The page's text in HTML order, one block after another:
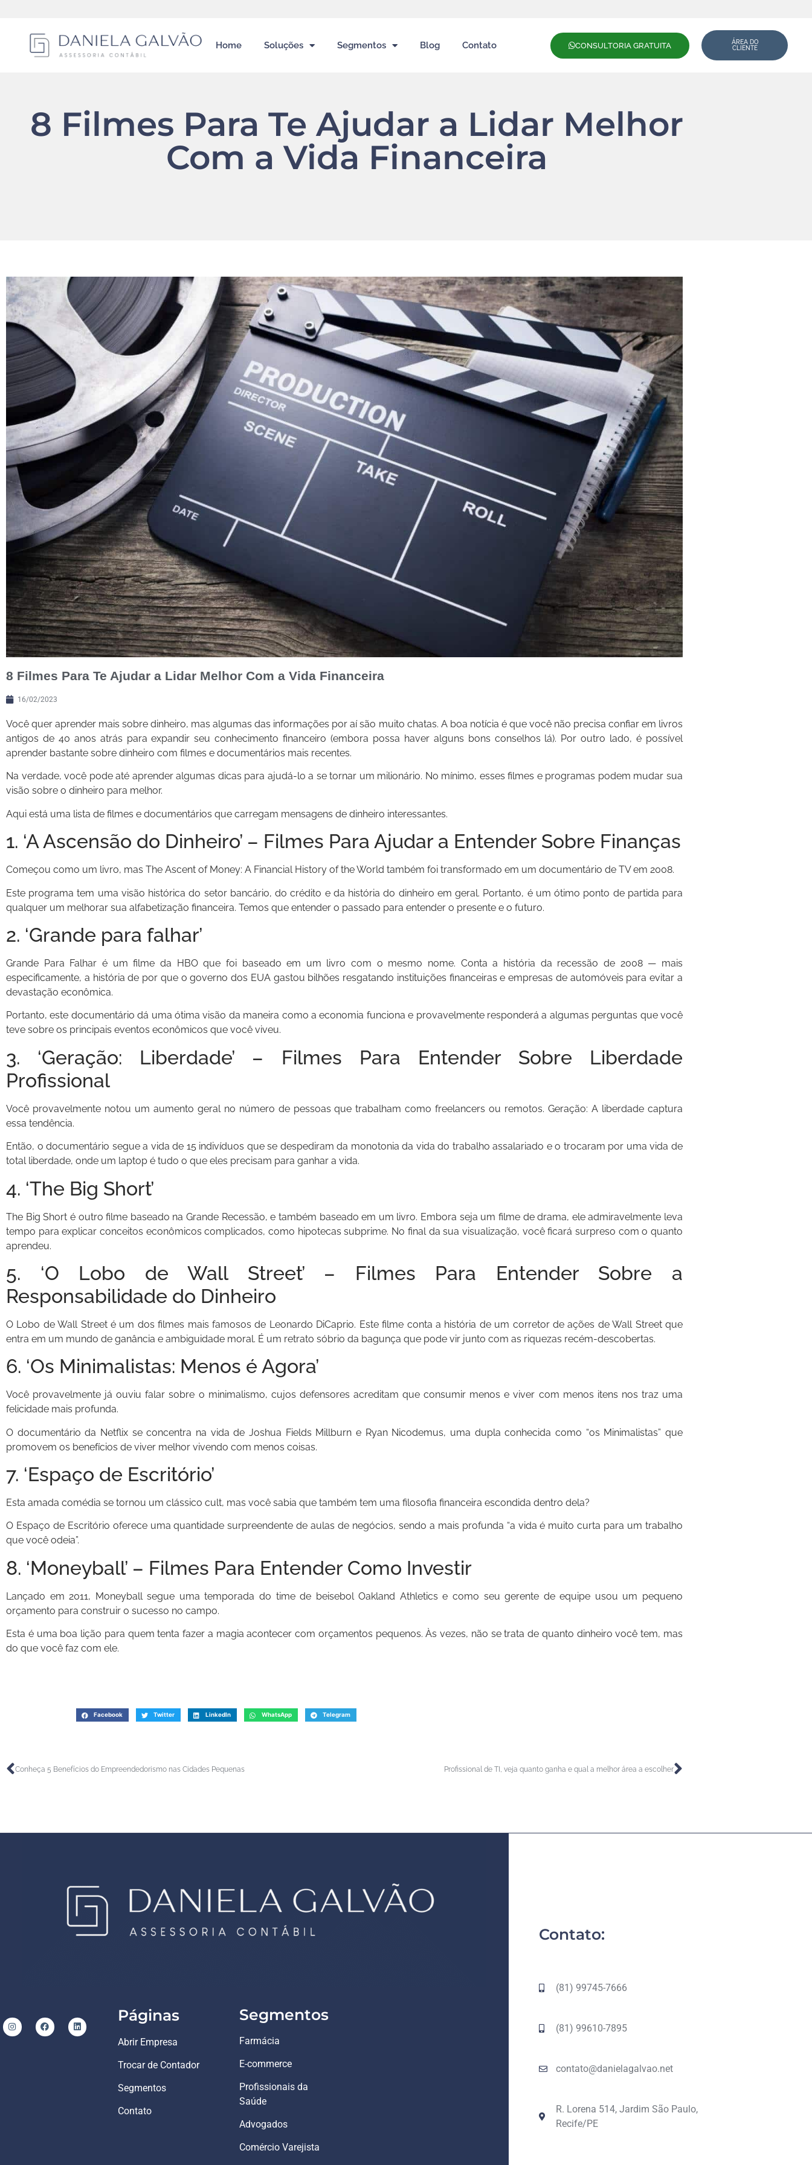
Home Soluções Segmentos Blog Contato CONSULTORIA GRATUITA
ÁREA DO
CLIENTE
8 Filmes Para Te Ajudar a Lidar Melhor
Com a Vida Financeira
8 Filmes Para Te Ajudar a Lidar Melhor Com a Vida Financeira
16/02/2023
Você quer aprender mais sobre dinheiro, mas algumas das informações por aí são muito chatas. A boa notícia é que você não precisa confiar em livros
antigos de 40 anos atrás para expandir seu conhecimento financeiro (embora possa haver alguns bons conselhos lá). Por outro lado, é possível
aprender bastante sobre dinheiro com filmes e documentários mais recentes.
Na verdade, você pode até aprender algumas dicas para ajudá-lo a se tornar um milionário. No mínimo, esses filmes e programas podem mudar sua
visão sobre o dinheiro para melhor.
Aqui está uma lista de filmes e documentários que carregam mensagens de dinheiro interessantes.
1. ‘A Ascensão do Dinheiro’ – Filmes Para Ajudar a Entender Sobre Finanças
Começou como um livro, mas The Ascent of Money: A Financial History of the World também foi transformado em um documentário de TV em 2008.
Este programa tem uma visão histórica do setor bancário, do crédito e da história do dinheiro em geral. Portanto, é um ótimo ponto de partida para
qualquer um melhorar sua alfabetização financeira. Temos que entender o passado para entender o presente e o futuro.
2. ‘Grande para falhar’
Grande Para Falhar é um filme da HBO que foi baseado em um livro com o mesmo nome. Conta a história da recessão de 2008 — mais
especificamente, a história de por que o governo dos EUA gastou bilhões resgatando instituições financeiras e empresas de automóveis para evitar a
devastação econômica.
Portanto, este documentário dá uma ótima visão da maneira como a economia funciona e provavelmente responderá a algumas perguntas que você
teve sobre os principais eventos econômicos que você viveu.
3. ‘Geração: Liberdade’ – Filmes Para Entender Sobre Liberdade
Profissional
Você provavelmente notou um aumento geral no número de pessoas que trabalham como freelancers ou remotos. Geração: A liberdade captura
essa tendência.
Então, o documentário segue a vida de 15 indivíduos que se despediram da monotonia da vida do trabalho assalariado e o trocaram por uma vida de
total liberdade, onde um laptop é tudo o que eles precisam para ganhar a vida.
4. ‘The Big Short’
The Big Short é outro filme baseado na Grande Recessão, e também baseado em um livro. Embora seja um filme de drama, ele admiravelmente leva
tempo para explicar conceitos econômicos complicados, como hipotecas subprime. No final da sua visualização, você ficará surpreso com o quanto
aprendeu.
5. ‘O Lobo de Wall Street’ – Filmes Para Entender Sobre a
Responsabilidade do Dinheiro
O Lobo de Wall Street é um dos filmes mais famosos de Leonardo DiCaprio. Este filme conta a história de um corretor de ações de Wall Street que
entra em um mundo de ganância e ambiguidade moral. É um retrato sóbrio da bagunça que pode vir junto com as riquezas recém-descobertas.
6. ‘Os Minimalistas: Menos é Agora’
Você provavelmente já ouviu falar sobre o minimalismo, cujos defensores acreditam que consumir menos e viver com menos itens nos traz uma
felicidade mais profunda.
O documentário da Netflix se concentra na vida de Joshua Fields Millburn e Ryan Nicodemus, uma dupla conhecida como “os Minimalistas” que
promovem os benefícios de viver melhor vivendo com menos coisas.
7. ‘Espaço de Escritório’
Esta amada comédia se tornou um clássico cult, mas você sabia que também tem uma filosofia financeira escondida dentro dela?
O Espaço de Escritório oferece uma quantidade surpreendente de aulas de negócios, sendo a mais profunda “a vida é muito curta para um trabalho
que você odeia”.
8. ‘Moneyball’ – Filmes Para Entender Como Investir
Lançado em 2011, Moneyball segue uma temporada do time de beisebol Oakland Athletics e como seu gerente de equipe usou um pequeno
orçamento para construir o sucesso no campo.
Esta é uma boa lição para quem tenta fazer a magia acontecer com orçamentos pequenos. Às vezes, não se trata de quanto dinheiro você tem, mas
do que você faz com ele.
Facebook Twitter LinkedIn WhatsApp Telegram
Conheça 5 Benefícios do Empreendedorismo nas Cidades Pequenas Profissional de TI, veja quanto ganha e qual a melhor área a escolher
Páginas
Abrir Empresa
Trocar de Contador
Segmentos
Contato
Segmentos
Farmácia
E-commerce
Profissionais da
Saúde
Advogados
Comércio Varejista
Contato:
(81) 99745-7666
(81) 99610-7895
contato@danielagalvao.net
R. Lorena 514, Jardim São Paulo,
Recife/PE